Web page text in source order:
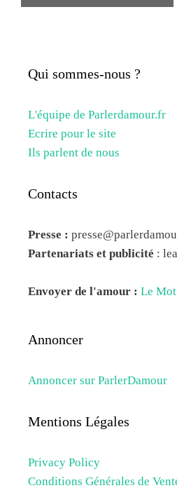
Qui sommes-nous ?
L'équipe de Parlerdamour.fr
Ecrire pour le site
Ils parlent de nous
Contacts
Presse :
Partenariats et publicité :
Envoyer de l'amour : Le
Annoncer
Annoncer sur ParlerDamour
Mentions Légales
Privacy Policy
Conditions Générales de